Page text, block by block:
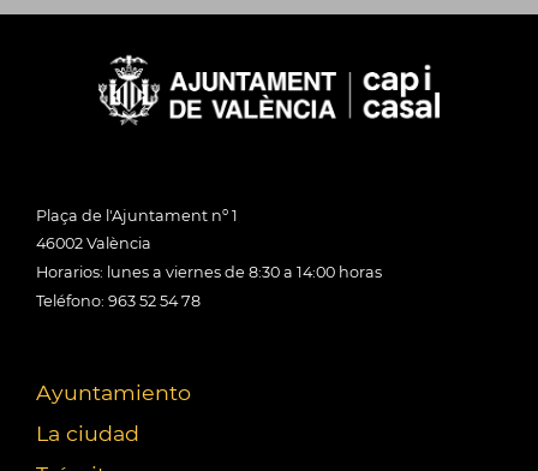
Plaça de l'Ajuntament nº 1
46002 València
Horarios: lunes a viernes de 8:30 a 14:00 horas
Teléfono: 963 52 54 78
Ayuntamiento
La ciudad